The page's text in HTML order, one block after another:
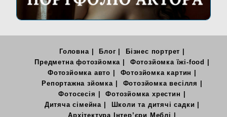
Головна Блог
Бізнес портрет
Предметна фотозйомка
Фотозйомка їжі-food
Фотозйомка авто
Фотозйомка картин
Репортажна зйомка
Фотозйомка весілля
Фотосесія
Фотозйомка хрестин
Дитяча сімейна
Школи та дитячі садки
Архітектура Інтер’єри Меблі